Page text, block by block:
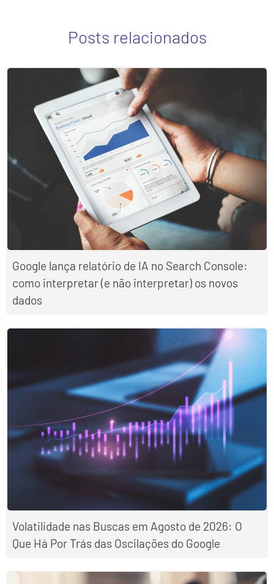
Posts relacionados
Google lança relatório de IA no Search Console:
como interpretar (e não interpretar) os novos
dados
Volatilidade nas Buscas em Agosto de 2026: O
Que Há Por Trás das Oscilações do Google